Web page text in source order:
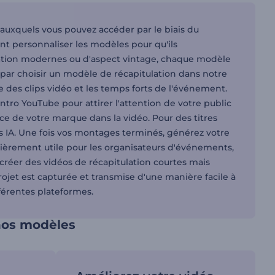
vous pouvez accéder par le biais du
personnaliser les modèles pour qu'ils
modernes ou d'aspect vintage, chaque modèle
choisir un modèle de récapitulation dans notre
clips vidéo et les temps forts de l'événement.
YouTube pour attirer l'attention de votre public
de votre marque dans la vidéo. Pour des titres
Une fois vos montages terminés, générez votre
utile pour les organisateurs d'événements,
des vidéos de récapitulation courtes mais
est capturée et transmise d'une manière facile à
plateformes.
modèles